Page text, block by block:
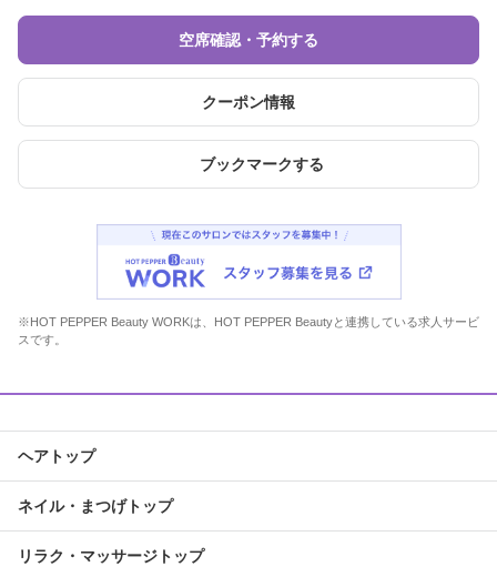
空席確認・予約する
クーポン情報
ブックマークする
※HOT PEPPER Beauty WORKは、HOT PEPPER Beautyと連携している求人サービ
スです。
ヘアトップ
ネイル・まつげトップ
リラク・マッサージトップ